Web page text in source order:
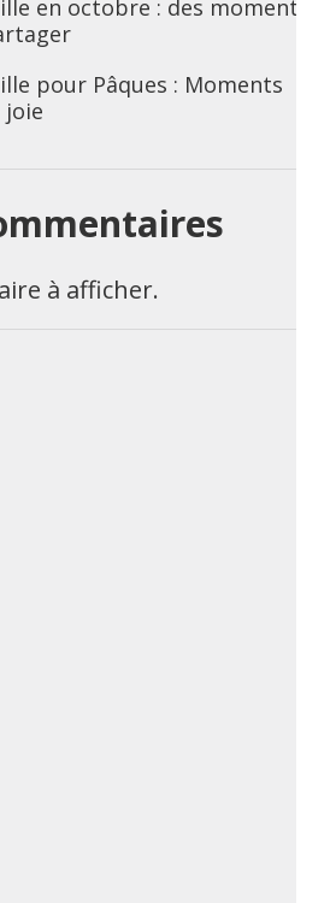
en octobre : des moments
pour Pâques : Moments
joie
à afficher.